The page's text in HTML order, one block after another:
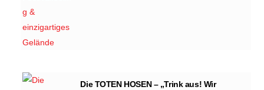
Die TOTEN HOSEN – „Trink aus! Wir